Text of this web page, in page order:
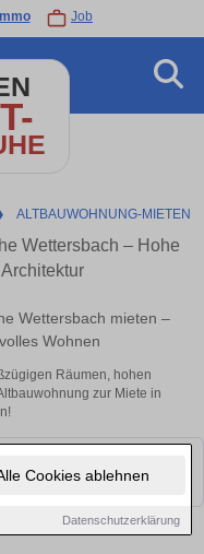
Cookies ablehnen
Datenschutzerklärung
Immo Job
ALTBAUWOHNUNG-MIETEN
Wettersbach – Hohe
Wettersbach mieten –
Wohnen
Räumen, hohen
zur Miete in
finden. Schauen Sie